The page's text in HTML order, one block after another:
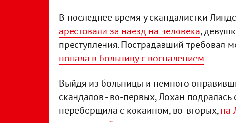
В последнее время у скандалистки
арестовали за наезд на человека,
преступления. Пострадавший требовал
попала в больницу с воспалением.
Выйдя из больницы и немного
скандалов - во-первых, Лохан
переборщила с кокаином, во-вторых,на